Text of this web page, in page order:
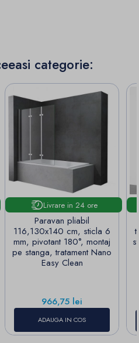
categorie:
Livrare in 24 ore
Paravan pliabil
116,130x140 cm, sticla 6
mm, pivotant 180°, montaj
pe stanga, tratament Nano
Easy Clean
Pret
966,75 lei
ADAUGA IN COS